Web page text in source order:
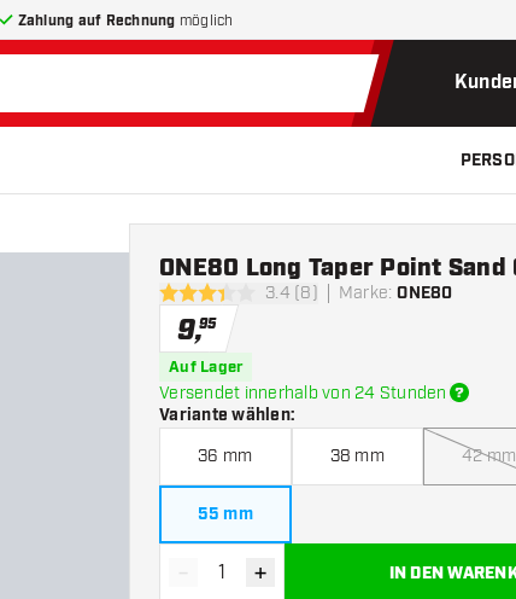
Zahlung auf Rechnung möglich
3.4 Bewertungssterne
3.4 (8) Marke: ONE80
ONE80 Long Taper Point
9,95
Auf Lager
Versendet innerhalb von 24 Stunden
Variante wählen:
36 mm 38 mm 42 mm
55 mm
Menge verringern
- Menge erhöhen
+ IN DEN